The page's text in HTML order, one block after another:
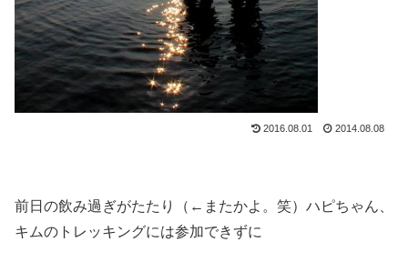
2016.08.01 2014.08.08
前日の飲み過ぎがたたり（←またかよ。笑）ハピちゃん、
キムのトレッキングには参加できずに